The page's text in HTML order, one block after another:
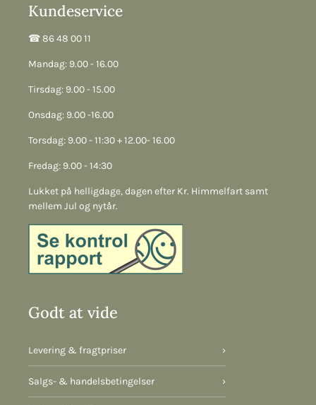
Kundeservice
☎︎ 86 48 00 11
Mandag: 9.00 - 16.00
Tirsdag: 9.00 - 15.00
Onsdag: 9.00 -16.00
Torsdag: 9.00 - 11:30 + 12.00- 16.00
Fredag: 9.00 - 14:30
Lukket på helligdage, dagen efter Kr. Himmelfart samt
mellem Jul og nytår.
Godt at vide
Levering & fragtpriser ›
Salgs- & handelsbetingelser ›